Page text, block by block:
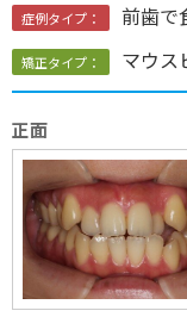
症例タイプ： 前歯で
矯正タイプ： マウス
正面